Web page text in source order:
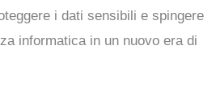
i dati sensibili e spingere
informatica in un nuovo era di